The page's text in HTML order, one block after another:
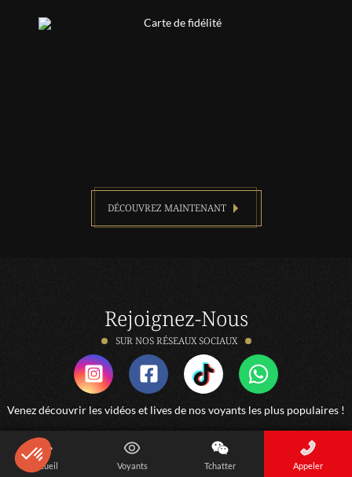
DÉCOUVREZ MAINTENANT
Accueil Voyants Tchatter Appeler
Rejoignez-Nous
SUR NOS RÉSEAUX SOCIAUX
Venez découvrir les vidéos et lives de nos voyants les plus populaires !